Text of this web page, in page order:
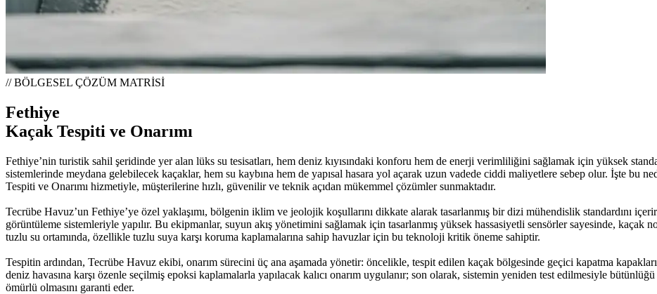
// BÖLGESEL ÇÖZÜM MATRİSİ
Fethiye
Kaçak Tespiti ve Onarımı
Fethiye’nin turistik sahil şeridinde yer alan lüks su tesisatları, hem deniz kıyısındaki konforu hem de enerji verimliliğini sağlamak için yüksek
sistemlerinde meydana gelebilecek kaçaklar, hem su kaybına hem de yapısal hasara yol açarak uzun vadede ciddi maliyetlere sebep olur. İşte bu
Tespiti ve Onarımı hizmetiyle, müşterilerine hızlı, güvenilir ve teknik açıdan mükemmel çözümler sunmaktadır.
Tecrübe Havuz’un Fethiye’ye özel yaklaşımı, bölgenin iklim ve jeolojik koşullarını dikkate alarak tasarlanmış bir dizi mühendislik standardını
görüntüleme sistemleriyle yapılır. Bu ekipmanlar, suyun akış yönetimini sağlamak için tasarlanmış yüksek hassasiyetli sensörler sayesinde, kaçak
tuzlu su ortamında, özellikle tuzlu suya karşı koruma kaplamalarına sahip havuzlar için bu teknoloji kritik öneme sahiptir.
Tespitin ardından, Tecrübe Havuz ekibi, onarım sürecini üç ana aşamada yönetir: öncelikle, tespit edilen kaçak bölgesinde geçici kapatma
deniz havasına karşı özenle seçilmiş epoksi kaplamalarla yapılacak kalıcı onarım uygulanır; son olarak, sistemin yeniden test edilmesiyle
ömürlü olmasını garanti eder.